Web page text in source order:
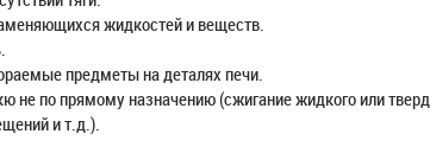
жидкостей и веществ.
предметы на деталях печи.
не по прямому назначению (сжигание жидкого или
и т.д.).